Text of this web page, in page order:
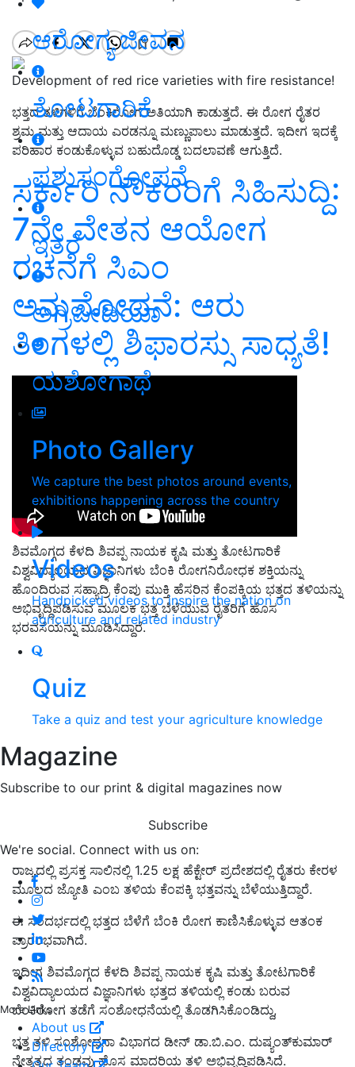
ಆರೋಗ್ಯ ಜೀವನ
ತೋಟಗಾರಿಕೆ
ಪಶುಸಂಗೋಪನೆ
ಇತರೆ
ಅಗ್ರಿಪೀಡಿಯಾ
ಯಶೋಗಾಥೆ
Photo Gallery
We capture the best photos around events,
exhibitions happening across the country
Videos
Handpicked videos to inspire the nation on
agriculture and related industry
Quiz
Take a quiz and test your agriculture knowledge
Magazine
Subscribe to our print & digital magazines now
Subscribe
We're social. Connect with us on:
More Links
About us
Directory
Development of red rice varieties with fire resistance!
ಭತ್ತದ ತಳಿಗಳಿಗೆ ಬೆಂಕಿರೋಗ ಅತಿಯಾಗಿ ಕಾಡುತ್ತದೆ. ಈ ರೋಗ ರೈತರ
ಶ್ರಮ ಮತ್ತು ಆದಾಯ ಎರಡನ್ನೂ ಮಣ್ಣುಪಾಲು ಮಾಡುತ್ತದೆ. ಇದೀಗ ಇದಕ್ಕೆ
ಪರಿಹಾರ ಕಂಡುಕೊಳ್ಳುವ ಬಹುದೊಡ್ಡ ಬದಲಾವಣೆ ಆಗುತ್ತಿದೆ.
ಸರ್ಕಾರಿ ನೌಕರರಿಗೆ ಸಿಹಿಸುದ್ದಿ:
7ನೇ ವೇತನ ಆಯೋಗ
ರಚನೆಗೆ ಸಿಎಂ
ಅನುಮೋದನೆ: ಆರು
ತಿಂಗಳಲ್ಲಿ ಶಿಫಾರಸ್ಸು ಸಾಧ್ಯತೆ!
ಶಿವಮೊಗ್ಗದ ಕೆಳದಿ ಶಿವಪ್ಪ ನಾಯಕ ಕೃಷಿ ಮತ್ತು ತೋಟಗಾರಿಕೆ
ವಿಶ್ವವಿದ್ಯಾಲಯದ ವಿಜ್ಞಾನಿಗಳು ಬೆಂಕಿ ರೋಗನಿರೋಧಕ ಶಕ್ತಿಯನ್ನು
ಹೊಂದಿರುವ ಸಹ್ಯಾದ್ರಿ ಕೆಂಪು ಮುಕ್ತಿ ಹೆಸರಿನ ಕೆಂಪಕ್ಕಿಯ ಭತ್ತದ ತಳಿಯನ್ನು
ಅಭಿವೃದ್ಧಿಪಡಿಸುವ ಮೂಲಕ ಭತ್ತ ಬೆಳೆಯುವ ರೈತರಿಗೆ ಹೊಸ
ಭರವಸೆಯನ್ನು ಮೂಡಿಸಿದ್ದಾರೆ.
ರಾಜ್ಯದಲ್ಲಿ ಪ್ರಸಕ್ತ ಸಾಲಿನಲ್ಲಿ 1.25 ಲಕ್ಷ ಹೆಕ್ಟೇರ್ ಪ್ರದೇಶದಲ್ಲಿ ರೈತರು ಕೇರಳ
ಮೂಲದ ಜ್ಯೋತಿ ಎಂಬ ತಳಿಯ ಕೆಂಪಕ್ಕಿ ಭತ್ತವನ್ನು ಬೆಳೆಯುತ್ತಿದ್ದಾರೆ.
ಈ ಸಂದರ್ಭದಲ್ಲಿ ಭತ್ತದ ಬೆಳೆಗೆ ಬೆಂಕಿ ರೋಗ ಕಾಣಿಸಿಕೊಳ್ಳುವ ಆತಂಕ
ಪ್ರಾರಂಭವಾಗಿದೆ.
ಇದೀಗ ಶಿವಮೊಗ್ಗದ ಕೆಳದಿ ಶಿವಪ್ಪ ನಾಯಕ ಕೃಷಿ ಮತ್ತು ತೋಟಗಾರಿಕೆ
ವಿಶ್ವವಿದ್ಯಾಲಯದ ವಿಜ್ಞಾನಿಗಳು ಭತ್ತದ ತಳಿಯಲ್ಲಿ ಕಂಡು ಬರುವ
ಬೆಂಕಿರೋಗ ತಡೆಗೆ ಸಂಶೋಧನೆಯಲ್ಲಿ ತೊಡಗಿಸಿಕೊಂಡಿದ್ದು,
ಭತ್ತ ತಳಿ ಸಂಶೋಧನಾ ವಿಭಾಗದ ಡೀನ್ ಡಾ.ಬಿ.ಎಂ. ದುಷ್ಯಂತ್‌ಕುಮಾರ್
ನೇತೃತ್ವದ ತಂಡವುಹೊಸ ಮಾದರಿಯ ತಳಿ ಅಭಿವೃದ್ಧಿಪಡಿಸಿದೆ.